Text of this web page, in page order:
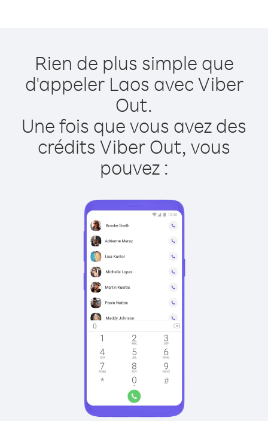
Rien de plus simple que
d'appeler Laos avec Viber
Out.
Une fois que vous avez des
crédits Viber Out, vous
pouvez :